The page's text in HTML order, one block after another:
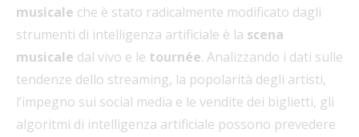
musicale che è stato radicalmente modificato dagli
strumenti di intelligenza artificiale è la scena
musicale dal vivo e le tournée. Analizzando i dati sulle
tendenze dello streaming, la popolarità degli artisti,
l’impegno sui social media e le vendite dei biglietti, gli
algoritmi di intelligenza artificiale possono prevedere